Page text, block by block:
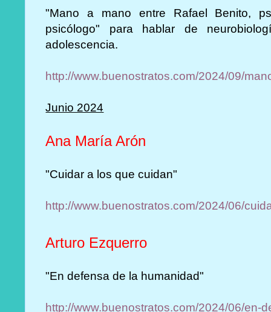
"Mano a mano entre Rafael Benito,
psicólogo" para hablar de
adolescencia.
http://www.buenostratos.com/2024/09/
Junio 2024
Ana María Arón
"Cuidar a los que cuidan"
http://www.buenostratos.com/2024/06/
Arturo Ezquerro
"En defensa de la humanidad"
http://www.buenostratos.com/2024/06/en-